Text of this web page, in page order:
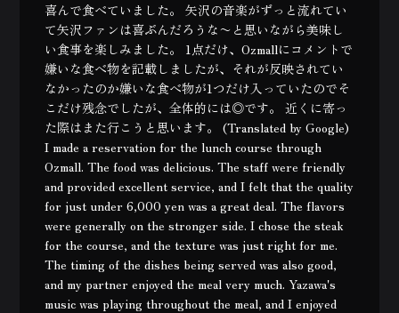
喜んで食べていました。 矢沢の音楽がずっと流れてい
て矢沢ファンは喜ぶんだろうな〜と思いながら美味し
い食事を楽しみました。 1点だけ、Ozmallにコメントで
嫌いな食べ物を記載しましたが、それが反映されてい
なかったのか嫌いな食べ物が1つだけ入っていたのでそ
こだけ残念でしたが、全体的には◎です。 近くに寄っ
た際はまた行こうと思います。 (Translated by Google)
I made a reservation for the lunch course through
Ozmall. The food was delicious. The staff were friendly
and provided excellent service, and I felt that the quality
for just under 6,000 yen was a great deal. The flavors
were generally on the stronger side. I chose the steak
for the course, and the texture was just right for me.
The timing of the dishes being served was also good,
and my partner enjoyed the meal very much. Yazawa's
music was playing throughout the meal, and I enjoyed